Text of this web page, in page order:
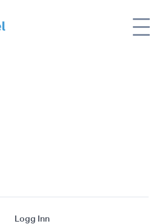
Logg Inn
Maler og
Skrive
som En
i